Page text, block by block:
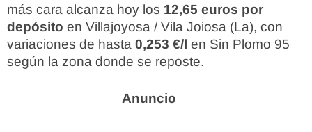
más cara alcanza hoy los 12,65 euros por
depósito en Villajoyosa / Vila Joiosa (La), con
variaciones de hasta 0,253 €/l en Sin Plomo 95
según la zona donde se reposte.